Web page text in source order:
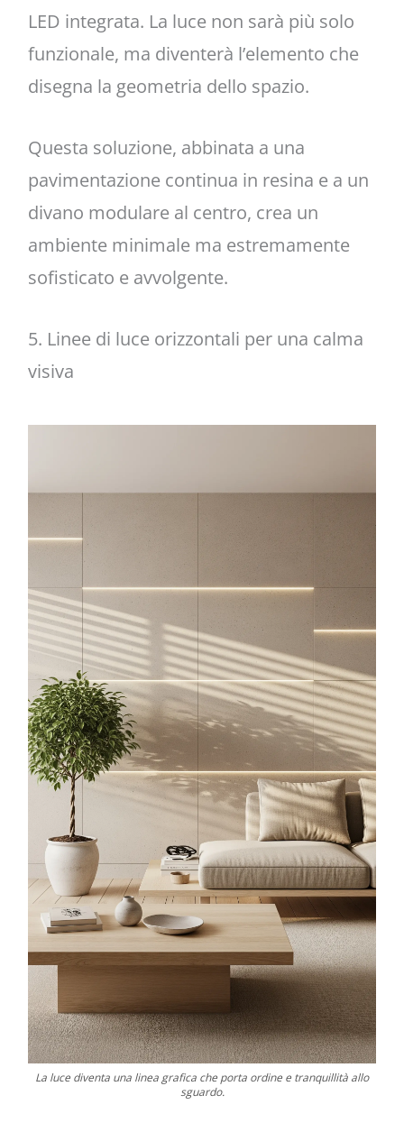
LED integrata. La luce non sarà più solo
funzionale, ma diventerà l’elemento che
disegna la geometria dello spazio.
Questa soluzione, abbinata a una
pavimentazione continua in resina e a un
divano modulare al centro, crea un
ambiente minimale ma estremamente
sofisticato e avvolgente.
5. Linee di luce orizzontali per una calma
visiva
La luce diventa una linea grafica che porta ordine e tranquillità allo
sguardo.